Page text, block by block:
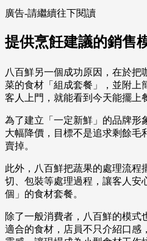
廣告-請繼續往下閱讀
提供烹飪建議的銷售
八百鮮另一個成功原因，在於把
菜的食材「組成套餐」，並附上
客人上門，就能看到今天能擺上
為了建立「一定新鮮」的品牌形
大幅降價，目標不是追求剩餘毛
賣掉。
此外，八百鮮把蔬果的處理流程
切、包裝等處理過程，讓客人安
個」的食材套餐。
除了一般消費者，八百鮮的模式
適合的食材，店員不只介紹口感